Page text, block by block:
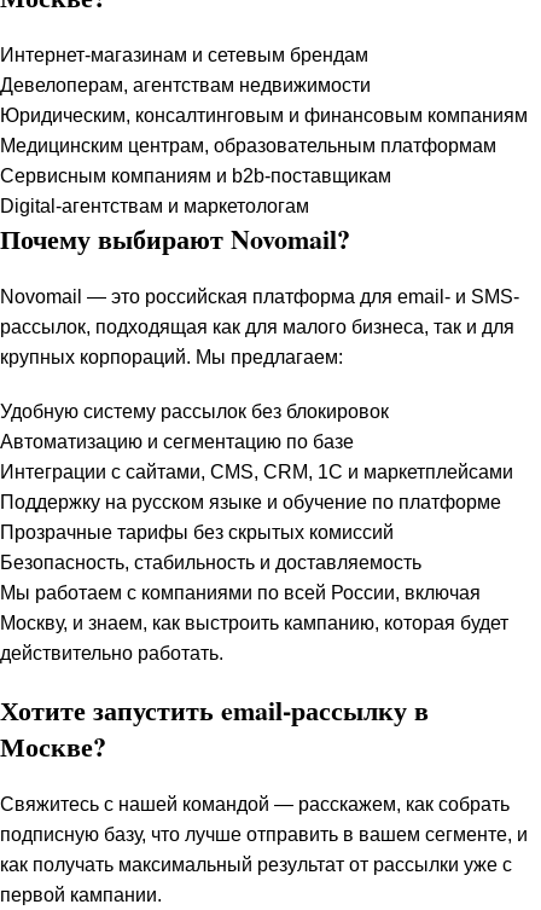
Интернет-магазинам и сетевым брендам
Девелоперам, агентствам недвижимости
Юридическим, консалтинговым и финансовым компаниям
Медицинским центрам, образовательным платформам
Сервисным компаниям и b2b-поставщикам
Digital-агентствам и маркетологам
Почему выбирают Novomail?
Novomail — это российская платформа для email- и SMS-
рассылок, подходящая как для малого бизнеса, так и для
крупных корпораций. Мы предлагаем:
Удобную систему рассылок без блокировок
Автоматизацию и сегментацию по базе
Интеграции с сайтами, CMS, CRM, 1С и маркетплейсами
Поддержку на русском языке и обучение по платформе
Прозрачные тарифы без скрытых комиссий
Безопасность, стабильность и доставляемость
Мы работаем с компаниями по всей России, включая
Москву, и знаем, как выстроить кампанию, которая будет
действительно работать.
Хотите запустить email-рассылку в
Москве?
Свяжитесь с нашей командой — расскажем, как собрать
подписную базу, что лучше отправить в вашем сегменте, и
как получать максимальный результат от рассылки уже с
первой кампании.